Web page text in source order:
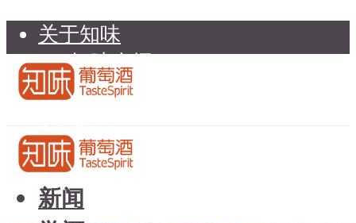
关于知味
知味介绍
知味专家顾问委员会
联系我们
知味荐酒
新闻